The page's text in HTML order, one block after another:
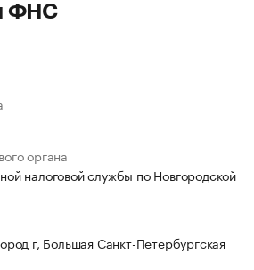
ФНС
органа
налоговой службы по Новгородской
г, Большая Санкт-Петербургская